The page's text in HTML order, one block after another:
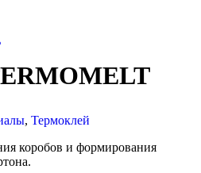
, Термоклей
коробов и формирования